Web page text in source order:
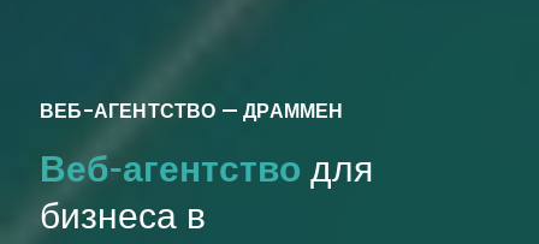
ВЕБ-АГЕНТСТВО — ДРАММЕН
Веб-агентство для
бизнеса в